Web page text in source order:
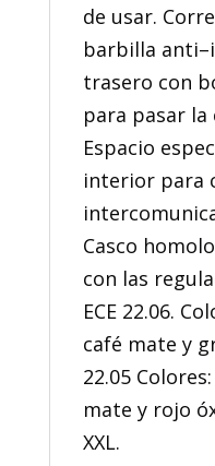
de usar.
barbilla
trasero con
para pasar la
Espacio
interior para
Casco
con las
ECE 22.06.
café mate y
22.05
mate y rojo
XXL.